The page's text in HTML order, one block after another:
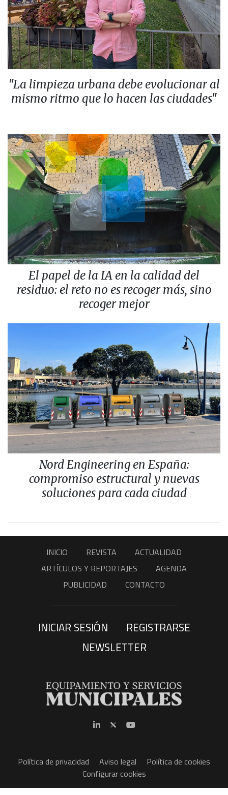
"La limpieza urbana debe evolucionar al
mismo ritmo que lo hacen las ciudades"
El papel de la IA en la calidad del
residuo: el reto no es recoger más, sino
recoger mejor
Nord Engineering en España:
compromiso estructural y nuevas
soluciones para cada ciudad
INICIO REVISTA
ACTUALIDAD
ARTÍCULOS Y REPORTAJES
AGENDA
PUBLICIDAD
CONTACTO
INICIAR SESIÓN
REGISTRARSE
NEWSLETTER
Política de privacidad Aviso legal
Política de cookies
Configurar cookies